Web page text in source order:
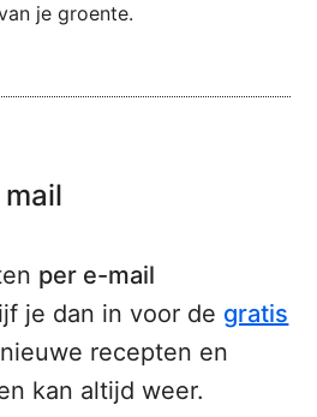
je groente.
per e-mail
je dan in voor de gratis
recepten en
kan altijd weer.